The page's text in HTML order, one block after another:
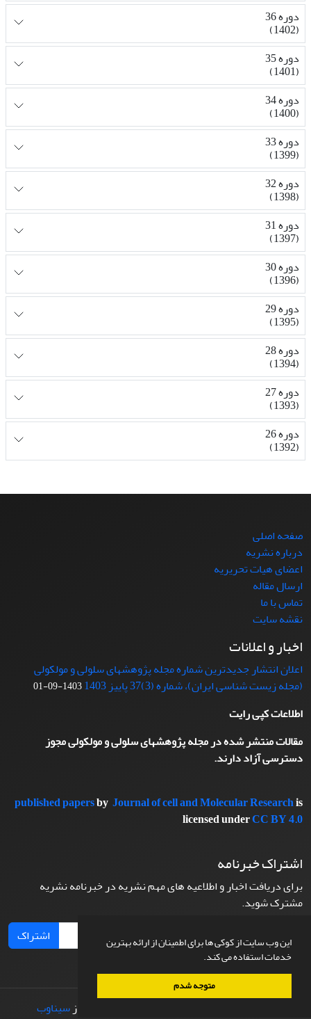
این وب سایت از کوکی ها برای اطمینان از ارائه بهترین
خدمات استفاده می کند.
متوجه شدم
دوره 36
(1402)
دوره 35
(1401)
دوره 34
(1400)
دوره 33
(1399)
دوره 32
(1398)
دوره 31
(1397)
دوره 30
(1396)
دوره 29
(1395)
دوره 28
(1394)
دوره 27
(1393)
دوره 26
(1392)
صفحه اصلی
درباره نشریه
اعضای هیات تحریریه
ارسال مقاله
تماس با ما
نقشه سایت
اخبار و اعلانات
اعلان انتشار جدیدترین شماره مجله پژوهشهای سلولی و مولکولی
(مجله زیست شناسی ایران)، شماره (3)37 پاییز 1403
1403-09-01
اطلاعات کپی رایت
مقالات منتشر شده در مجله پژوهشهای سلولی و مولکولی مجوز
دسترسی آزاد دارند.
published papersby Journal of cell and Molecular Researchis
licensed underCC BY 4.0
اشتراک خبرنامه
برای دریافت اخبار و اطلاعیه های مهم نشریه در خبرنامه نشریه
مشترک شوید.
اشتراک
طراحی و پیاده سازی ازسیناوب